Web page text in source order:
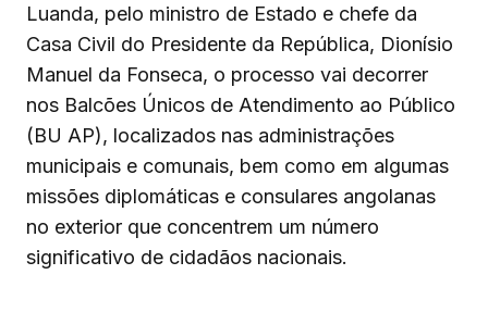
Luanda, pelo ministro de Estado e chefe da
Casa Civil do Presidente da República, Dionísio
Manuel da Fonseca, o processo vai decorrer
nos Balcões Únicos de Atendimento ao Público
(BU AP), localizados nas administrações
municipais e comunais, bem como em algumas
missões diplomáticas e consulares angolanas
no exterior que concentrem um número
significativo de cidadãos nacionais.